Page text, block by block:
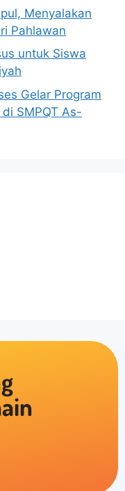
Menyalakan
Pahlawan
untuk Siswa
Gelar Program
SMPQT As-